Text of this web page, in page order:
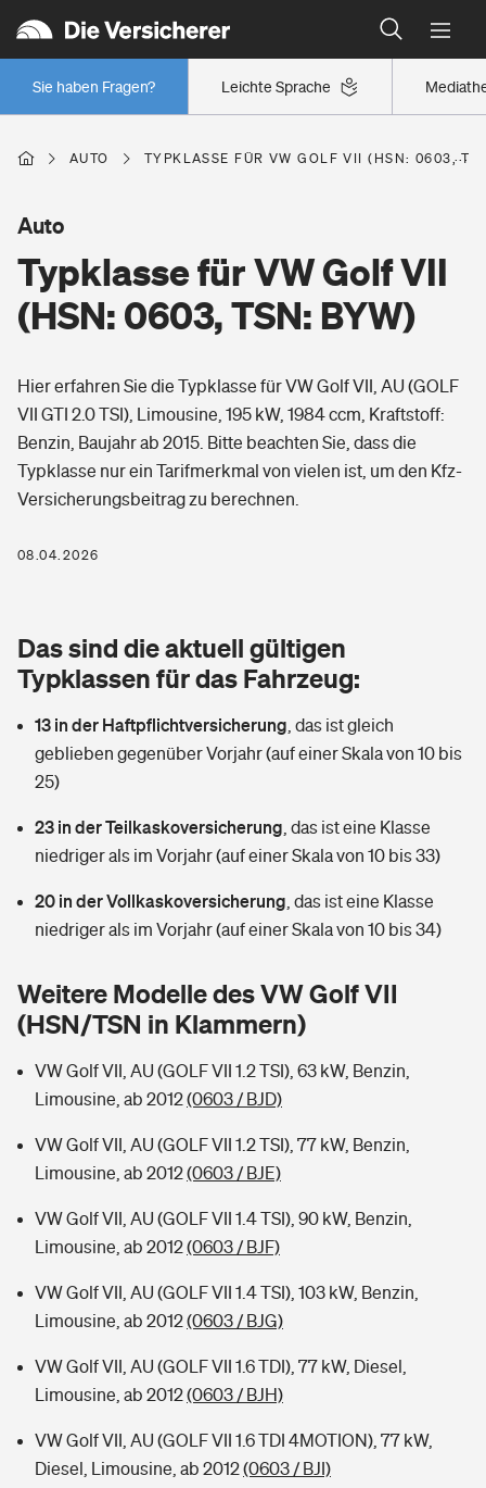
Leichte Sprache
Sie haben Fragen?
Wer versichert was: Jetzt Versicherer finden
Regionalklassen: So ist Ihre Region eingestuft
Wer versichert was: Jetzt Versicherer finden
Berufsunfähigkeitsversicherung
Erwerbsunfähigkeitsversicherung
Grundfähigkeitsversicherung
Arbeitsrechtsschutz
Berufshaftpflichtversicherung
Zur Übersicht
Tools
Wer versichert was: Jetzt Versicherer finden
Sie haben Fragen?
Wohnen
Elementarversicherung
Glasversicherung
Mietkautionsversicherung
Restkreditversicherung
Hochwasser-Check: Wie gefährdet ist Ihr Haus?
Wer versichert was: Jetzt Versicherer finden
Sie haben Fragen?
Freizeit
Pri­vate Haft­pflicht­
Kinderunfall­ver­si­che­rung
Kinderinvalidität
Hundehalter-Haftpflicht
Private Cyberversicherung
Musikinstrumentenversicherung
Zur Übersicht
Tools
Kinderunfall-Check: Mehr Sicherheit für deine Kids
Sie haben Fragen?
Gesundheit
Private Krankenversicherung
Dread-Disease-Versicherung
Tierkrankenversicherung
Zur Übersicht
Tools
Wer versichert was: Jetzt Versicherer finden
Sie haben Fragen?
Rentenrechner: Wie viel Geld bekomme ich im Alter?
AUTO TYPKLASSE FÜR VW GOLF VII (HSN: 0603,
Typklasse für VW Golf VII
(HSN: 0603, TSN: BYW)
Auto
Hier erfahren Sie die Typklasse für VW Golf VII, AU (GOLF
VII GTI 2.0 TSI), Limousine, 195 kW, 1984 ccm, Kraftstoff:
Benzin, Baujahr ab 2015. Bitte beachten Sie, dass die
Typklasse nur ein Tarifmerkmal von vielen ist, um den Kfz-
Versicherungsbeitrag zu berechnen.
08.04.2026
Das sind die aktuell gültigen
Typklassen für das Fahrzeug:
13 in der Haftpflichtversicherung das ist gleich
geblieben gegenüber Vorjahr (auf einer Skala von 10 bis
25)
23 in der Teilkaskoversicherung das ist eine Klasse
niedriger als im Vorjahr (auf einer Skala von 10 bis 33)
20 in der Vollkaskoversicherung das ist eine Klasse
niedriger als im Vorjahr (auf einer Skala von 10 bis 34)
Weitere Modelle des VW Golf VII
(HSN/TSN in Klammern)
VW Golf VII, AU (GOLF VII 1.2 TSI), 63 kW, Benzin,
Limousine, ab 2012(0603 / BJD)
VW Golf VII, AU (GOLF VII 1.2 TSI), 77 kW, Benzin,
Limousine, ab 2012(0603 / BJE)
VW Golf VII, AU (GOLF VII 1.4 TSI), 90 kW, Benzin,
Limousine, ab 2012(0603 / BJF)
VW Golf VII, AU (GOLF VII 1.4 TSI), 103 kW, Benzin,
Limousine, ab 2012(0603 / BJG)
VW Golf VII, AU (GOLF VII 1.6 TDI), 77 kW, Diesel,
Limousine, ab 2012(0603 / BJH)
VW Golf VII, AU (GOLF VII 1.6 TDI 4MOTION), 77 kW,
Diesel, Limousine, ab 2012(0603 / BJI)